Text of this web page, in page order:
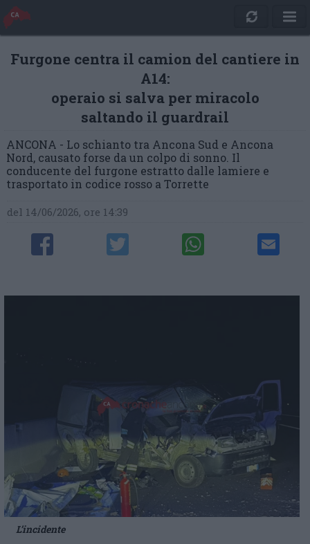
Furgone centra il camion del cantiere in
A14:
operaio si salva per miracolo
saltando il guardrail
ANCONA - Lo schianto tra Ancona Sud e Ancona
Nord, causato forse da un colpo di sonno. Il
conducente del furgone estratto dalle lamiere e
trasportato in codice rosso a Torrette
del 14/06/2026, ore 14:39
L’incidente